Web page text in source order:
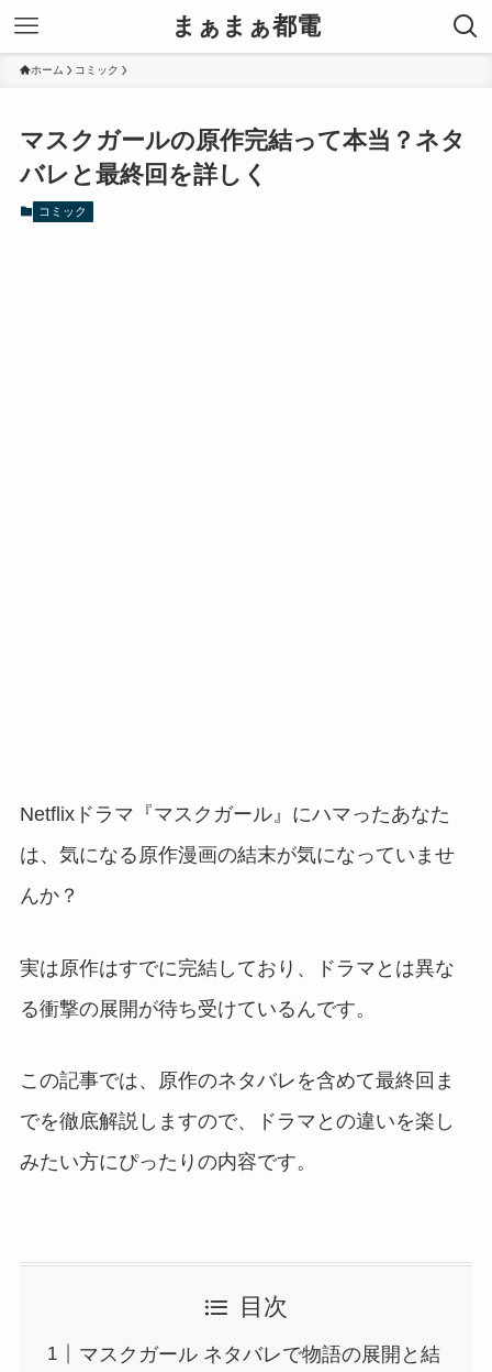
まぁまぁ都電
ホーム コミック
マスクガールの原作完結って本当？ネタ
バレと最終回を詳しく
コミック
Netflixドラマ『マスクガール』にハマったあなた
は、気になる原作漫画の結末が気になっていませ
んか？
実は原作はすでに完結しており、ドラマとは異な
る衝撃の展開が待ち受けているんです。
この記事では、原作のネタバレを含めて最終回ま
でを徹底解説しますので、ドラマとの違いを楽し
みたい方にぴったりの内容です。
目次
マスクガール ネタバレで物語の展開と結